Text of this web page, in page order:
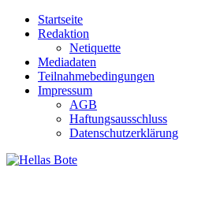
Zum
Inhalt
Startseite
Redaktion
Netiquette
Mediadaten
Teilnahmebedingungen
Impressum
AGB
Haftungsausschluss
Datenschutzerklärung